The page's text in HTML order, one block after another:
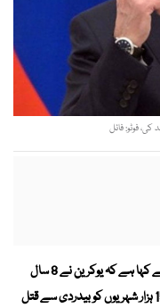
فوٹو: فائل
روس کے صدر ولادیمیر پوٹن نے کہا ہے کہ یوکرین نے 8 سال
تک ڈونئیسک اور لوہانسک میں 500 بچوں سمیت 15 ہزار شہریوں کو بیدردی سے قتل